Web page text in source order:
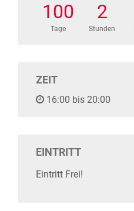
100
Tage
2
Stunden
ZEIT
16:00 bis 20:00
EINTRITT
Eintritt Frei!